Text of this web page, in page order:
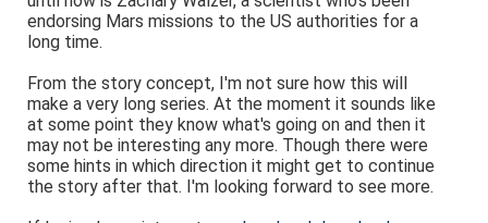
endorsing Mars missions to the US authorities for a
long time.
From the story concept, I'm not sure how this will
make a very long series. At the moment it sounds like
at some point they know what's going on and then it
may not be interesting any more. Though there were
some hints in which direction it might get to continue
the story after that. I'm looking forward to see more.